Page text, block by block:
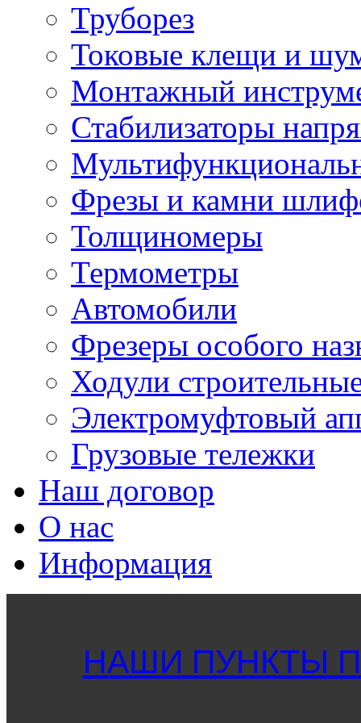
Труборез
Токовые клещи и
Монтажный
Стабилизаторы
Фрезы и камни
Толщиномеры
Термометры
Автомобили
Фрезеры особого
Ходули
Электромуфтовый
Грузовые тележки
Наш договор
О нас
Информация
НАШИ ПУНКТЫ